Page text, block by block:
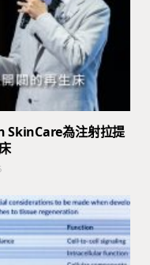
SkinCare為注射拉提